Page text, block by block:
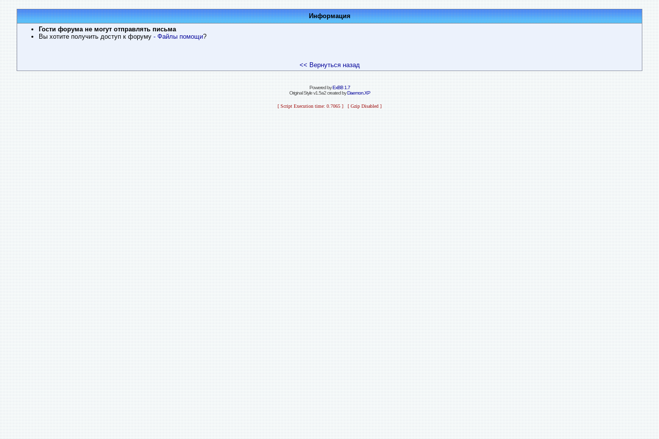
Информация
Гости форума не могут отправлять письма
Вы хотите получить доступ к форуму - Файлы помощи?
<< Вернуться назад
Powered byExBB 1.7
Original Style v1.5a2 created byDaemon.XP
[ Script Execution time: 0.7065 ] [ Gzip Disabled ]